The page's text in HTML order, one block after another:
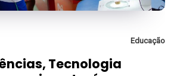
Educação
Tecnologia